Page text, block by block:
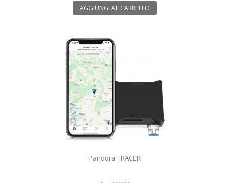
AGGIUNGI AL CARRELLO
Pandora TRACER